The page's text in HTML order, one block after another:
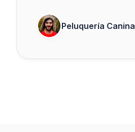
Peluquería Canina